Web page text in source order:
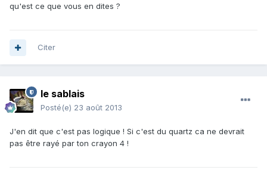
qu'est ce que vous en dites ?
Citer
le sablais
Posté(e) 23 août 2013
J'en dit que c'est pas logique ! Si c'est du quartz ca ne devrait
pas être rayé par ton crayon 4 !